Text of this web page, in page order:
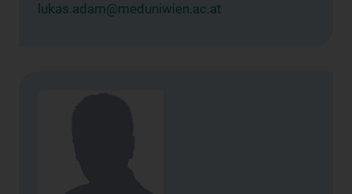
lukas.adam@meduniwien.ac.at